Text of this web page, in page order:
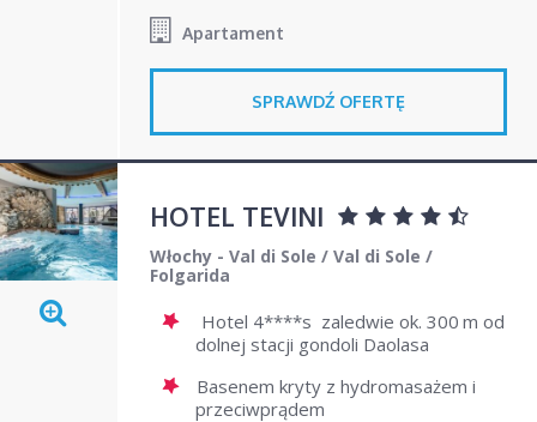
Apartament
SPRAWDŹ OFERTĘ
HOTEL TEVINI
Włochy - Val di Sole / Val di Sole /
Folgarida
Hotel 4****s zaledwie ok. 300 m od
dolnej stacji gondoli Daolasa
Basenem kryty z hydromasażem i
przeciwprądem